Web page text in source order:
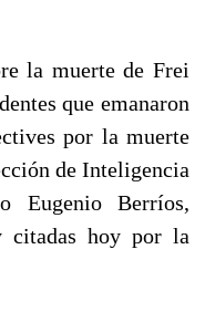
la muerte de Frei
que emanaron
por la muerte
de Inteligencia
Eugenio Berríos,
citadas hoy por la